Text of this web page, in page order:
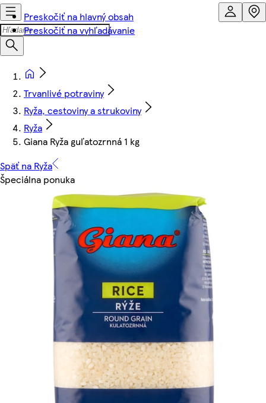
Preskočiť na hlavný obsah
Preskočiť na vyhľadávanie
Trvanlivé potraviny
Ryža, cestoviny a strukoviny
Ryža
Giana Ryža guľatozrnná 1 kg
Späť na Ryža
Špeciálna ponuka